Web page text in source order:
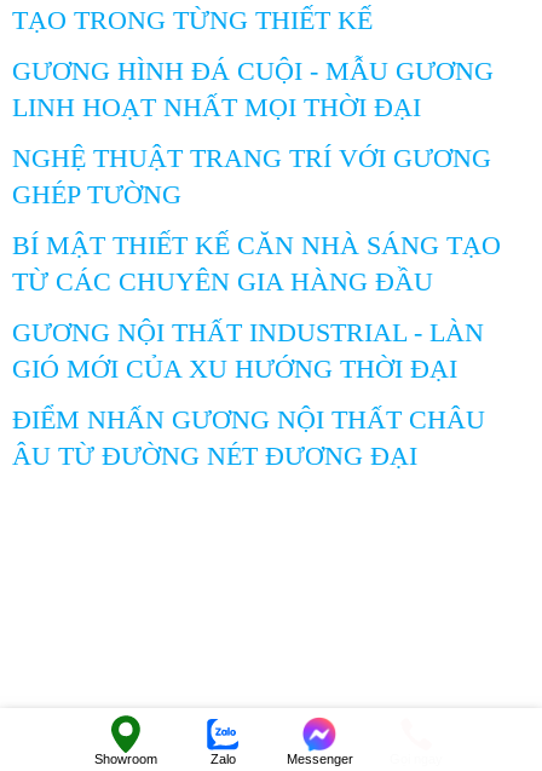
TẠO TRONG TỪNG THIẾT KẾ
GƯƠNG HÌNH ĐÁ CUỘI - MẪU GƯƠNG
LINH HOẠT NHẤT MỌI THỜI ĐẠI
NGHỆ THUẬT TRANG TRÍ VỚI GƯƠNG
GHÉP TƯỜNG
BÍ MẬT THIẾT KẾ CĂN NHÀ SÁNG TẠO
TỪ CÁC CHUYÊN GIA HÀNG ĐẦU
GƯƠNG NỘI THẤT INDUSTRIAL - LÀN
GIÓ MỚI CỦA XU HƯỚNG THỜI ĐẠI
ĐIỂM NHẤN GƯƠNG NỘI THẤT CHÂU
ÂU TỪ ĐƯỜNG NÉT ĐƯƠNG ĐẠI
Showroom Zalo Messenger